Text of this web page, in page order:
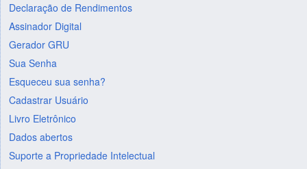
Declaração de Rendimentos
Assinador Digital
Gerador GRU
Sua Senha
Esqueceu sua senha?
Cadastrar Usuário
Livro Eletrônico
Dados abertos
Suporte a Propriedade Intelectual